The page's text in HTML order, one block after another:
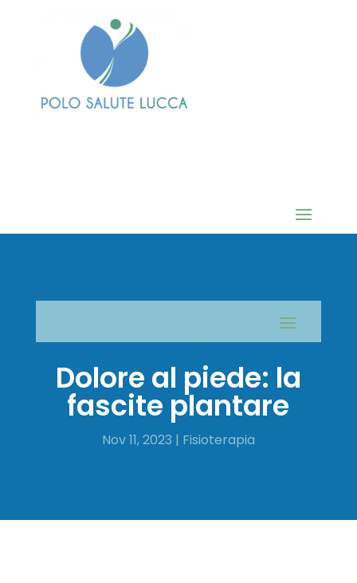
Dolore al piede: la
fascite plantare
Nov 11, 2023 | Fisioterapia